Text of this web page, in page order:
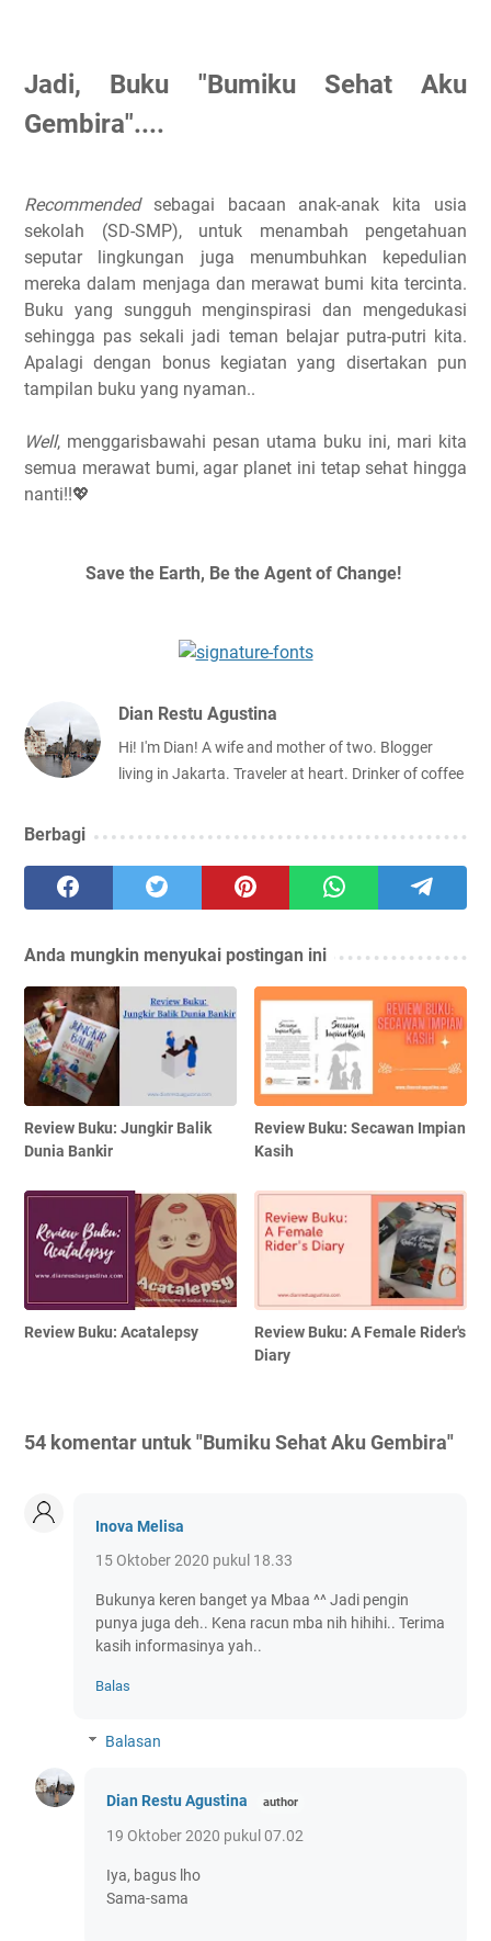
Jadi, Buku "Bumiku Sehat Aku
Gembira"....
Recommended sebagai bacaan anak-anak kita usia
sekolah (SD-SMP), untuk menambah pengetahuan
seputar lingkungan juga menumbuhkan kepedulian
mereka dalam menjaga dan merawat bumi kita tercinta.
Buku yang sungguh menginspirasi dan mengedukasi
sehingga pas sekali jadi teman belajar putra-putri kita.
Apalagi dengan bonus kegiatan yang disertakan pun
tampilan buku yang nyaman..
Well, menggarisbawahi pesan utama buku ini, mari kita
semua merawat bumi, agar planet ini tetap sehat hingga
nanti!!💖
Save the Earth, Be the Agent of Change!
Dian Restu Agustina
Hi! I'm Dian! A wife and mother of two. Blogger
living in Jakarta. Traveler at heart. Drinker of coffee
Berbagi
Anda mungkin menyukai postingan ini
Review Buku: Jungkir Balik
Dunia Bankir
Review Buku: Secawan Impian
Kasih
Review Buku: Acatalepsy
Review Buku: A Female Rider's
Diary
54 komentar untuk "Bumiku Sehat Aku Gembira"
Inova Melisa
15 Oktober 2020 pukul 18.33
Bukunya keren banget ya Mbaa ^^ Jadi pengin
punya juga deh.. Kena racun mba nih hihihi.. Terima
kasih informasinya yah..
Balas
Balasan
Dian Restu Agustina
19 Oktober 2020 pukul 07.02
Iya, bagus lho
Sama-sama